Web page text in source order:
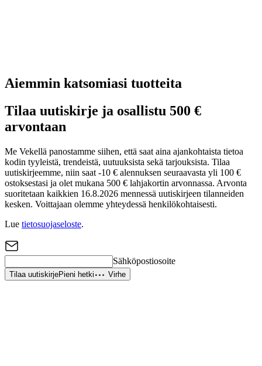
Aiemmin katsomiasi tuotteita
Tilaa uutiskirje ja osallistu 500 €
arvontaan
Me Vekellä panostamme siihen, että saat aina ajankohtaista tietoa
kodin tyyleistä, trendeistä, uutuuksista sekä tarjouksista. Tilaa
uutiskirjeemme, niin saat -10 € alennuksen seuraavasta yli 100 €
ostoksestasi ja olet mukana 500 € lahjakortin arvonnassa. Arvonta
suoritetaan kaikkien 16.8.2026 mennessä uutiskirjeen tilanneiden
kesken. Voittajaan olemme yhteydessä henkilökohtaisesti.
Lue tietosuojaseloste.
Sähköpostiosoite
Tilaa uutiskirjePieni hetki Virhe